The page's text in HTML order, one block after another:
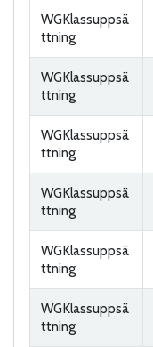
WGKlassuppsä
ttning
WGKlassuppsä
ttning
WGKlassuppsä
ttning
WGKlassuppsä
ttning
WGKlassuppsä
ttning
WGKlassuppsä
ttning